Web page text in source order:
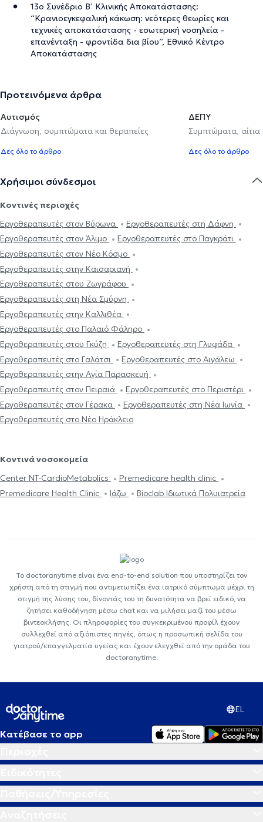
13ο Συνέδριο Β’ Κλινικής Αποκατάστασης:
“Κρανιοεγκεφαλική κάκωση: νεότερες θεωρίες και
τεχνικές αποκατάστασης - εσωτερική νοσηλεία -
επανένταξη - φροντίδα δια βίου”, Εθνικό Κέντρο
Αποκατάστασης
Προτεινόμενα άρθρα
Αυτισμός
Διάγνωση, συμπτώματα και θεραπείες
Δες όλο το άρθρο
ΔΕΠΥ
Συμπτώματα, αίτια
Δες όλο το άρθρο
Χρήσιμοι σύνδεσμοι
Κοντινές περιοχές
Εργοθεραπευτές στον Βύρωνα
Εργοθεραπευτές στη Δάφνη
Εργοθεραπευτές στον Άλιμο
Εργοθεραπευτές στο Παγκράτι
Εργοθεραπευτές στον Νέο Κόσμο
Εργοθεραπευτές στην Καισαριανή
Εργοθεραπευτές στου Ζωγράφου
Εργοθεραπευτές στη Νέα Σμύρνη
Εργοθεραπευτές στην Καλλιθέα
Εργοθεραπευτές στο Παλαιό Φάληρο
Εργοθεραπευτές στου Γκύζη
Εργοθεραπευτές στη Γλυφάδα
Εργοθεραπευτές στο Γαλάτσι
Εργοθεραπευτές στο Αιγάλεω
Εργοθεραπευτές στην Αγία Παρασκευή
Εργοθεραπευτές στον Πειραιά
Εργοθεραπευτές στο Περιστέρι
Εργοθεραπευτές στον Γέρακα
Εργοθεραπευτές στη Νέα Ιωνία
Εργοθεραπευτές στο Νέο Ηράκλειο
Κοντινά νοσοκομεία
Center NT-CardioMetabolics
Premedicare health clinic
Premedicare Health Clinic
Ιάζω Bioclab Ιδιωτικά Πολυιατρεία
Το doctoranytime είναι ένα end-to-end solution που υποστηρίζει τον
χρήστη από τη στιγμή που αντιμετωπίζει ένα ιατρικό σύμπτωμα μέχρι τη
στιγμή της λύσης του, δίνοντάς του τη δυνατότητα να βρεί ειδικό, να
ζητήσει καθοδήγηση μέσω chat και να μιλήσει μαζί του μέσω
βιντεοκλήσης. Οι πληροφορίες του συγκεκριμένου προφίλ έχουν
συλλεχθεί από αξιόπιστες πηγές, όπως η προσωπική σελίδα του
γιατρού/επαγγελματία υγείας και έχουν ελεγχθεί από την ομάδα του
doctoranytime.
EL
Κατέβασε το app